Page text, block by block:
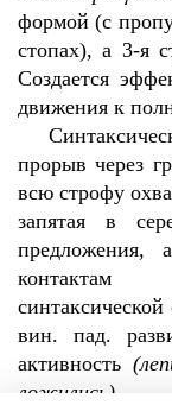
формой (с
стопах), а 3-я
Создается
движения к
прорыв через
всю строфу
запятая в
предложения,
контактам
вин. пад.
активность
ложились)